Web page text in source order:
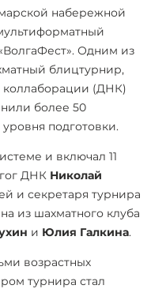
набережной
Одним из
блицтурнир,
(ДНК)
более 50
подготовки.
и включал 11
ДНК Николай
и секретаря турнира
из шахматного клуба
и Юлия Галкина.
возрастных
турнира стал